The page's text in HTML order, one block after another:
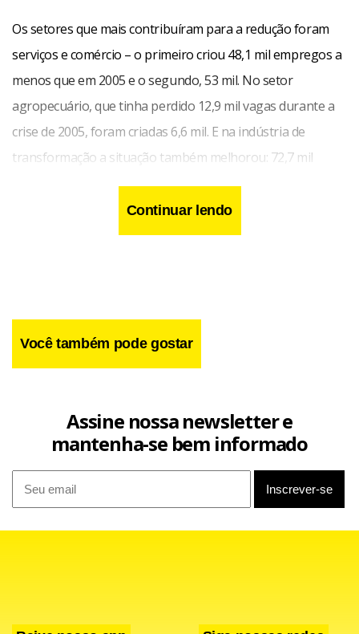
Os setores que mais contribuíram para a redução foram
serviços e comércio – o primeiro criou 48,1 mil empregos a
menos que em 2005 e o segundo, 53 mil. No setor
agropecuário, que tinha perdido 12,9 mil vagas durante a
crise de 2005, foram criadas 6,6 mil. E na indústria de
transformação a situação também melhorou: 72,7 mil
novos postos a mais que no ano anterior.
Continuar lendo
Você também pode gostar
Assine nossa newsletter e
mantenha-se bem informado